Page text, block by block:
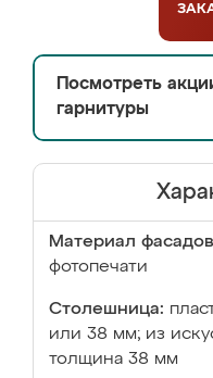
Посмотреть
гарнитуры
Материал
фотопечати
Столешница:
или 38 мм; из
толщина 38 мм